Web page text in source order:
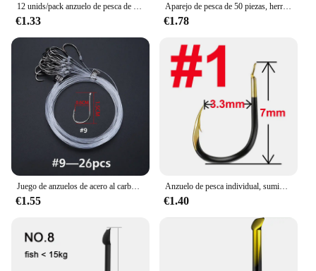
12 unids/pack anzuelo de pesca de acero rico en carbono con ojo afilado anzuelo de giro automático para accesorios de pesca de carpa
€1.33
Aparejo de pesca de 50 piezas, herramientas de pesca con espinas atadas con hilo, anzuelo Maruki
€1.78
€1.55
Anzuelo de pesca individual, suministros de accesorios de pesca, señuelos, aparejos de pesca de carpa, púas de aleación de tungsteno de color, 20 piezas
€1.40